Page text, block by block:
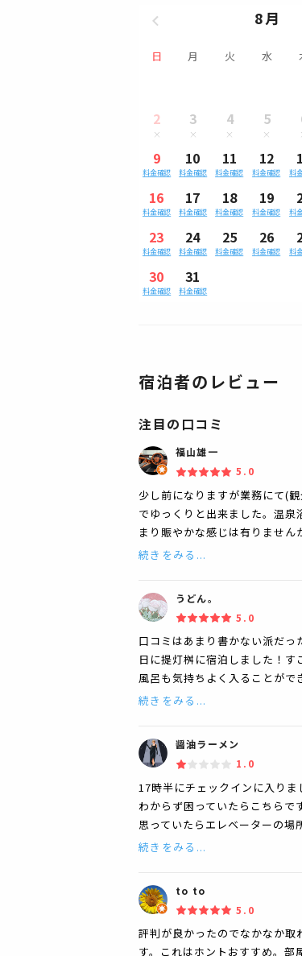
8月
日 月 火 水
2 3 4 5
9
料金確認
10
料金確認
11
料金確認
12
料金確認 料
16
料金確認
17
料金確認
18
料金確認
19
料金確認 料
23
料金確認
24
料金確認
25
料金確認
26
料金確認 料
30
料金確認
31
料金確認
宿泊者のレビュー
注目の口コミ
福山雄一
5.0
少し前になりますが業務にて(
でゆっくりと出来ました。温
まり賑やかな感じは有りませ
続きをみる...
うどん。
5.0
口コミはあまり書かない派だ
日に提灯桝に宿泊しました！
風呂も気持ちよく入ることが
続きをみる...
醤油ラーメン
1.0
17時半にチェックインに入り
わからず困っていたらこちらで
思っていたらエレベーターの
続きをみる...
to to
5.0
評判が良かったのでなかなか
す。これはホントおすすめ。部